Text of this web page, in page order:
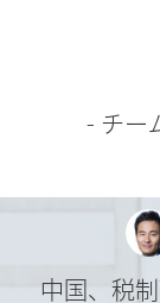
- チー
中国、税